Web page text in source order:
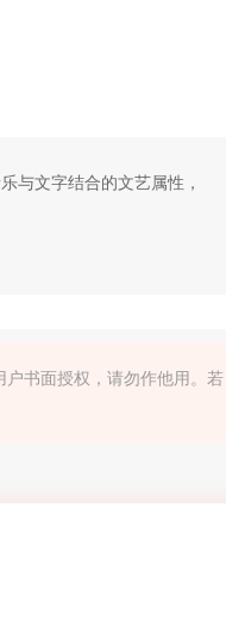
与文字结合的文艺属性，
书面授权，请勿作他用。若